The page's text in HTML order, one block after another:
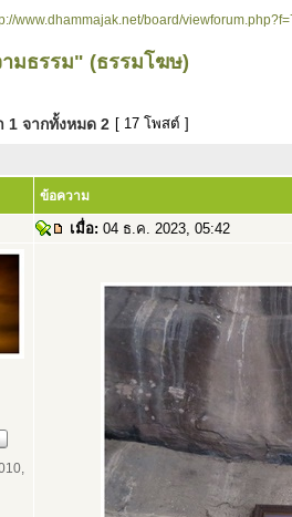
www.dhammajak.net/board/
มธรรม" (ธรรมโฆษ)
1 จากทั้งหมด 2 [ 17 โพสต์ ]
ข้อความ
เมื่อ: 04 ธ.ค. 2023, 05:42